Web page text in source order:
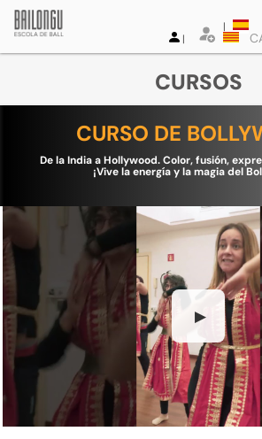
CURSOS
CURSO DE
De la India a Hollywood. Color, fusión,
¡Vive la energía y la magia del
▶